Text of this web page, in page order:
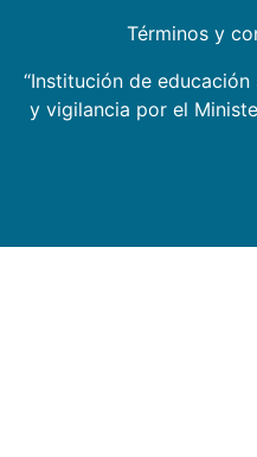
Términos y
“Institución de
y vigilancia por el